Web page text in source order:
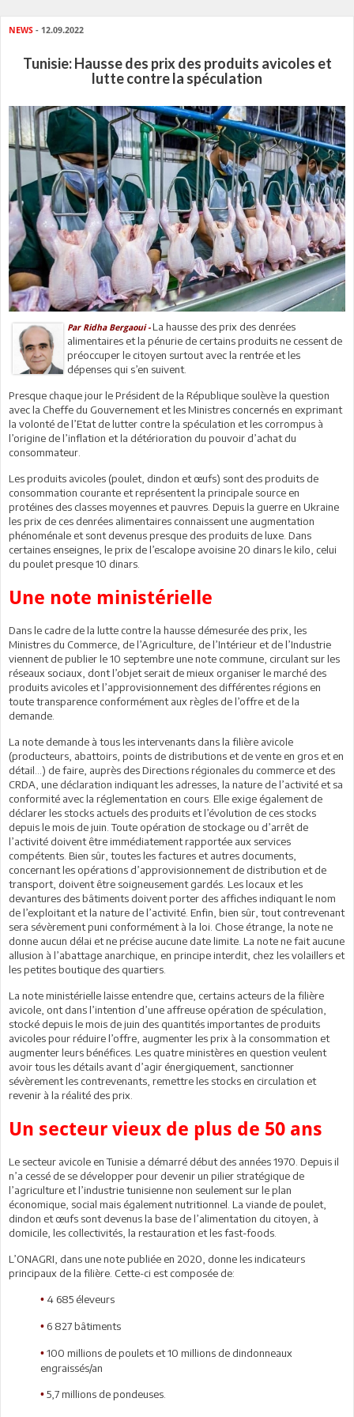
NEWS - 12.09.2022
Tunisie: Hausse des prix des produits avicoles et
lutte contre la spéculation
Par Ridha Bergaoui -La hausse des prix des denrées
alimentaires et la pénurie de certains produits ne cessent de
préoccuper le citoyen surtout avec la rentrée et les
dépenses qui s’en suivent.
Presque chaque jour le Président de la République soulève la question
avec la Cheffe du Gouvernement et les Ministres concernés en exprimant
la volonté de l’Etat de lutter contre la spéculation et les corrompus à
l’origine de l’inflation et la détérioration du pouvoir d’achat du
consommateur.
Les produits avicoles (poulet, dindon et œufs) sont des produits de
consommation courante et représentent la principale source en
protéines des classes moyennes et pauvres. Depuis la guerre en Ukraine
les prix de ces denrées alimentaires connaissent une augmentation
phénoménale et sont devenus presque des produits de luxe. Dans
certaines enseignes, le prix de l’escalope avoisine 20 dinars le kilo, celui
du poulet presque 10 dinars.
Une note ministérielle
Dans le cadre de la lutte contre la hausse démesurée des prix, les
Ministres du Commerce, de l’Agriculture, de l’Intérieur et de l’Industrie
viennent de publier le 10 septembre une note commune, circulant sur les
réseaux sociaux, dont l’objet serait de mieux organiser le marché des
produits avicoles et l’approvisionnement des différentes régions en
toute transparence conformément aux règles de l’offre et de la
demande.
La note demande à tous les intervenants dans la filière avicole
(producteurs, abattoirs, points de distributions et de vente en gros et en
détail…) de faire, auprès des Directions régionales du commerce et des
CRDA, une déclaration indiquant les adresses, la nature de l’activité et sa
conformité avec la réglementation en cours. Elle exige également de
déclarer les stocks actuels des produits et l’évolution de ces stocks
depuis le mois de juin. Toute opération de stockage ou d’arrêt de
l’activité doivent être immédiatement rapportée aux services
compétents. Bien sûr, toutes les factures et autres documents,
concernant les opérations d’approvisionnement de distribution et de
transport, doivent être soigneusement gardés. Les locaux et les
devantures des bâtiments doivent porter des affiches indiquant le nom
de l’exploitant et la nature de l’activité. Enfin, bien sûr, tout contrevenant
sera sévèrement puni conformément à la loi. Chose étrange, la note ne
donne aucun délai et ne précise aucune date limite. La note ne fait aucune
allusion à l’abattage anarchique, en principe interdit, chez les volaillers et
les petites boutique des quartiers.
La note ministérielle laisse entendre que, certains acteurs de la filière
avicole, ont dans l’intention d’une affreuse opération de spéculation,
stocké depuis le mois de juin des quantités importantes de produits
avicoles pour réduire l’offre, augmenter les prix à la consommation et
augmenter leurs bénéfices. Les quatre ministères en question veulent
avoir tous les détails avant d’agir énergiquement, sanctionner
sévèrement les contrevenants, remettre les stocks en circulation et
revenir à la réalité des prix.
Un secteur vieux de plus de 50 ans
Le secteur avicole en Tunisie a démarré début des années 1970. Depuis il
n’a cessé de se développer pour devenir un pilier stratégique de
l’agriculture et l’industrie tunisienne non seulement sur le plan
économique, social mais également nutritionnel. La viande de poulet,
dindon et œufs sont devenus la base de l’alimentation du citoyen, à
domicile, les collectivités, la restauration et les fast-foods.
L’ONAGRI, dans une note publiée en 2020, donne les indicateurs
principaux de la filière. Cette-ci est composée de:
• 4 685 éleveurs
• 6 827 bâtiments
• 100 millions de poulets et 10 millions de dindonneaux
engraissés/an
• 5,7 millions de pondeuses.